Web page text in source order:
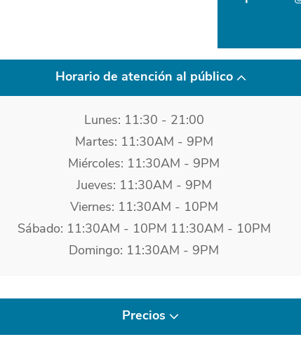
Horario de atención al público
Lunes: 11:30 - 21:00
Martes: 11:30AM - 9PM
Miércoles: 11:30AM - 9PM
Jueves: 11:30AM - 9PM
Viernes: 11:30AM - 10PM
Sábado: 11:30AM - 10PM 11:30AM - 10PM
Domingo: 11:30AM - 9PM
Precios